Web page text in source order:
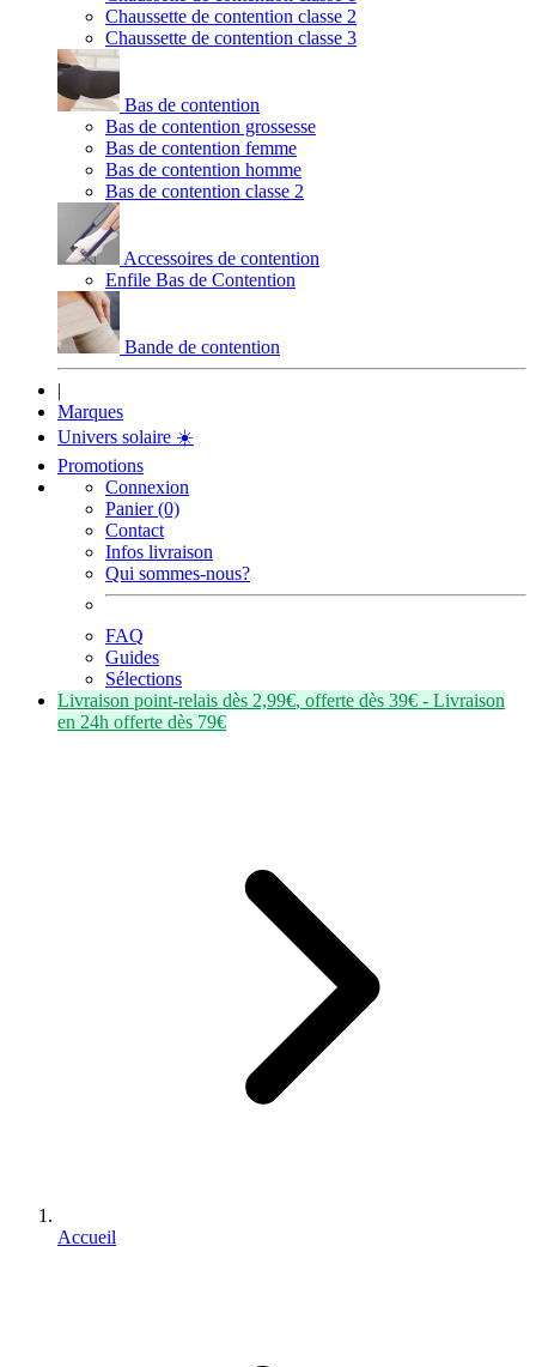
Chaussette de contention classe 2
Chaussette de contention classe 3
Bas de contention
Bas de contention grossesse
Bas de contention femme
Bas de contention homme
Bas de contention classe 2
Accessoires de contention
Enfile Bas de Contention
Bande de contention
|
Marques
Univers solaire ☀️
Promotions
Connexion
Panier (0)
Contact
Infos livraison
Qui sommes-nous?
FAQ
Guides
Sélections
Livraison point-relais dès 2,99€, offerte dès 39€ - Livraison
en 24h offerte dès 79€
Accueil